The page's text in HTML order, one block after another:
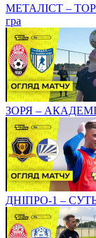
МЕТАЛІСТ –
гра
ЗОРЯ –
ДНІПРО-1 –